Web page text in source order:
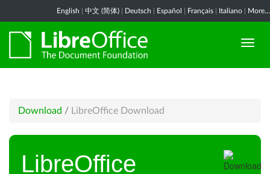
English 中文 (简体) Deutsch Español Français Italiano More...
Download / LibreOffice Download
LibreOffice